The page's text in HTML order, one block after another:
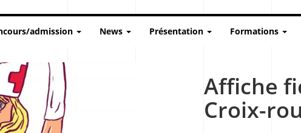
admission News Présentation Formations
Affiche
Croix-